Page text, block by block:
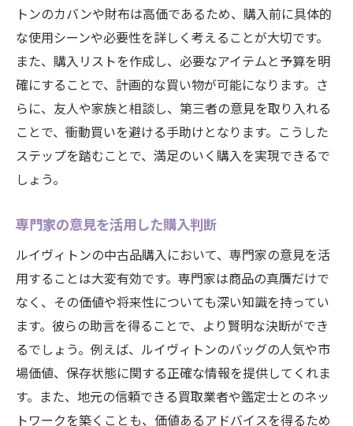
トンのカバンや財布は高価であるため、購入前に具体的
な使用シーンや必要性を詳しく考えることが大切です。
また、購入リストを作成し、必要なアイテムと予算を明
確にすることで、計画的な買い物が可能になります。さ
らに、友人や家族と相談し、第三者の意見を取り入れる
ことで、衝動買いを避ける手助けとなります。こうした
ステップを踏むことで、満足のいく購入を実現できるで
しょう。
専門家の意見を活用した購入判断
ルイヴィトンの中古品購入において、専門家の意見を活
用することは大変有効です。専門家は商品の真贋だけで
なく、その価値や将来性についても深い知識を持ってい
ます。彼らの助言を得ることで、より賢明な決断ができ
るでしょう。例えば、ルイヴィトンのバッグの人気や市
場価値、保存状態に関する正確な情報を提供してくれま
す。また、地元の信頼できる買取業者や鑑定士とのネッ
トワークを築くことも、価値あるアドバイスを得るため